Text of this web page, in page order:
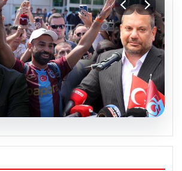
Serdal Adalı’ya
Üzerinden Anlamlı